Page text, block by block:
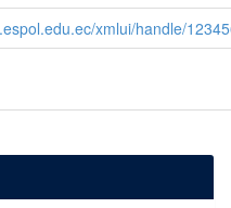
xmlui/handle/